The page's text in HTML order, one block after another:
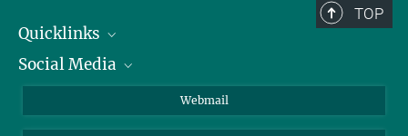
TOP
Quicklinks
IMPRS Graduiertenschule
Social Media
BlueSky
Webmail